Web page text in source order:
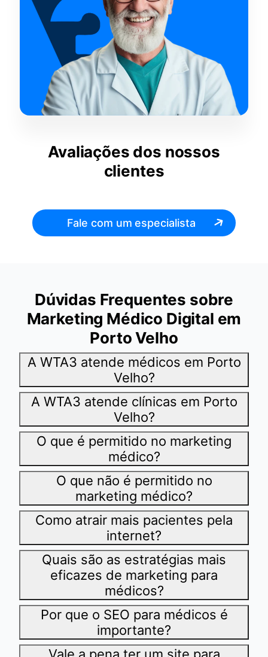
Avaliações dos nossos
clientes
Fale com um especialista
Dúvidas Frequentes sobre
Marketing Médico Digital em
Porto Velho
A WTA3 atende médicos em Porto
Velho?
A WTA3 atende clínicas em Porto
Velho?
O que é permitido no marketing
médico?
O que não é permitido no
marketing médico?
Como atrair mais pacientes pela
internet?
Quais são as estratégias mais
eficazes de marketing para
médicos?
Por que o SEO para médicos é
importante?